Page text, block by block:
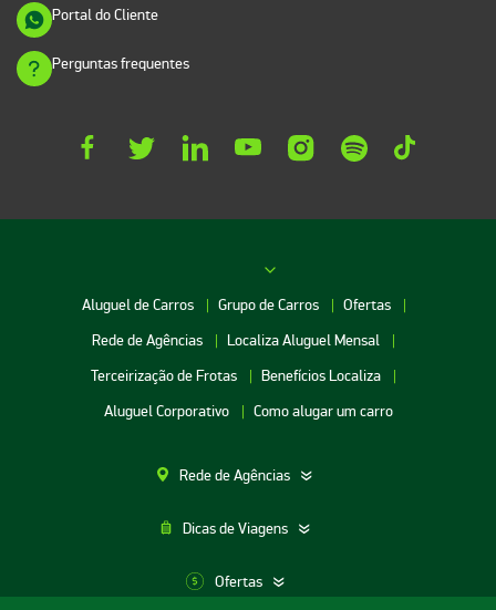
Portal do Cliente
Perguntas frequentes
Aluguel de Carros Grupo de Carros
Ofertas
Rede de Agências
Localiza Aluguel Mensal
Terceirização de Frotas
Benefícios Localiza
Aluguel Corporativo
Como alugar um carro
Rede de Agências
Dicas de Viagens
Ofertas